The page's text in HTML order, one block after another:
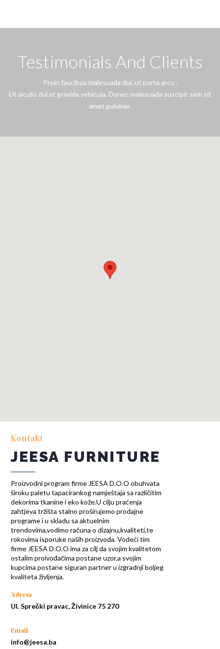
Testimonials And Clients
Proin faucibus malesuada dui, ut porta arcu .
Ut iaculis dui at gravida vehicula. Donec malesuada suscipit sem sit
amet pulvinar.
Kontakt
JEESA FURNITURE
Proizvodni program firme JEESA D.O.O obuhvata
široku paletu tapacirankog namještaja sa različitim
dekorima tkanine i eko kože.U cilju praćenja
zahtjeva tržišta stalno proširujemo prodajne
programe i u skladu sa aktuelnim
trendovima,vodimo računa o dizajnu,kvaliteti,te
rokovima isporuke naših proizvoda. Vodeći tim
firme JEESA D.O.O ima za cilj da svojim kvalitetom
ostalim proivođačima postane uzor,a svojim
kupcima postane siguran partner u izgradnji boljeg
kvaliteta življenja.
Adresa
Ul. Sprečki pravac, Živinice 75 270
Email
info@jeesa.ba